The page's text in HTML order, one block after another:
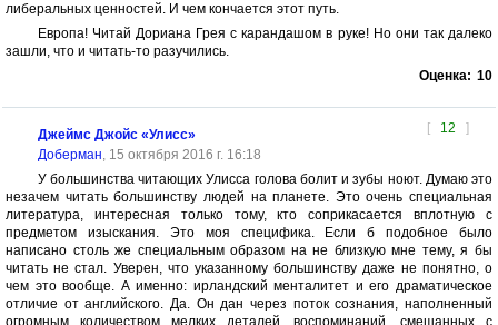
либеральных ценностей. И чем кончается этот путь.
Европа! Читай Дориана Грея с карандашом в руке! Но они так далеко
зашли, что и читать-то разучились.
Оценка: 10
[ 12 ]
Джеймс Джойс «Улисс»
Доберман, 15 октября 2016 г. 16:18
У большинства читающих Улисса голова болит и зубы ноют. Думаю это
незачем читать большинству людей на планете. Это очень специальная
литература, интересная только тому, кто соприкасается вплотную с
предметом изыскания. Это моя специфика. Если б подобное было
написано столь же специальным образом на не близкую мне тему, я бы
читать не стал. Уверен, что указанному большинству даже не понятно, о
чем это вообще. А именно: ирландский менталитет и его драматическое
отличие от английского. Да. Он дан через поток сознания, наполненный
огромным количеством мелких деталей, воспоминаний, смешанных с